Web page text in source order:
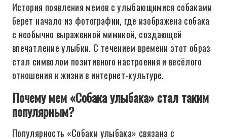
История появления мемов с улыбающимися собаками
берет начало из фотографии, где изображена собака
с необычно выраженной мимикой, создающей
впечатление улыбки. С течением времени этот образ
стал символом позитивного настроения и весёлого
отношения к жизни в интернет-культуре.
Почему мем «Собака улыбака» стал таким
популярным?
Популярность «Собаки улыбака» связана с